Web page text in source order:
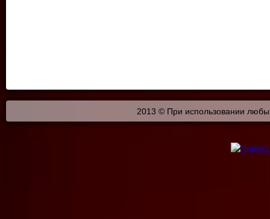
2013 © При использовании